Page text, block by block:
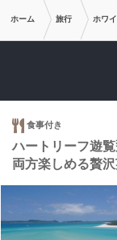
ホーム 旅行 ホワ
食事付き
ハートリーフ遊
両方楽しめる贅